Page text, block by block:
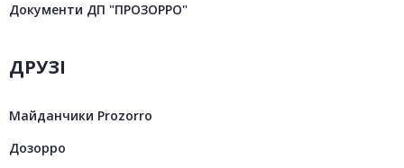
Документи ДП "ПРОЗОРРО"
ДРУЗІ
Майданчики Prozorro
Дозорро